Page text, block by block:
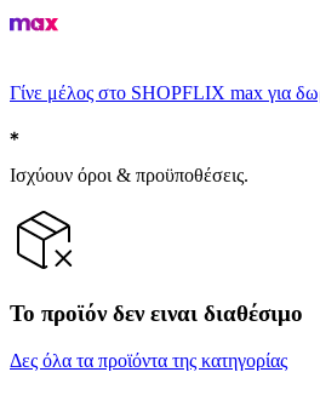
Γίνε μέλος στο SHOPFLIX max για
Ισχύουν όροι & προϋποθέσεις.
Το προϊόν δεν ειναι διαθέσιμο
Δες όλα τα προϊόντα της κατηγορίας